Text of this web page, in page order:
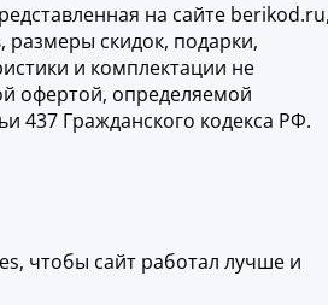
на сайте
размеры скидок, подарки,
и комплектации не
офертой, определяемой
437 Гражданского кодекса РФ.
чтобы сайт работал лучше и